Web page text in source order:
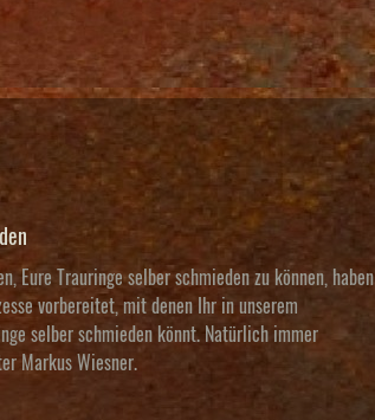
Eure Trauringe selber schmieden zu können, haben
vorbereitet, mit denen Ihr in unserem
selber schmieden könnt. Natürlich immer
Markus Wiesner.